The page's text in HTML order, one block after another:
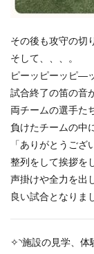
その後も攻守の切
そして、、、。
ピーッピーッピ―
試合終了の笛の音
両チームの選手た
負けたチームの中
「ありがとうござ
整列をして挨拶を
声掛けや全力を出
良い試合となりま
✧◝施設の見学、体